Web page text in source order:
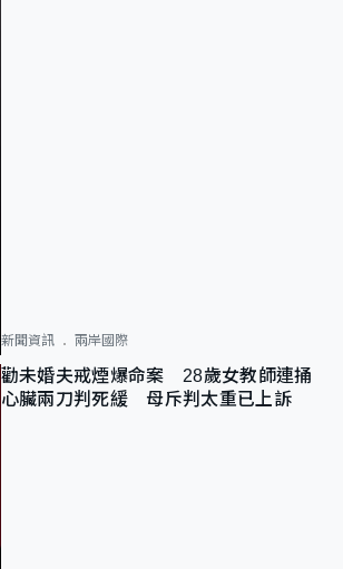
新聞資訊 兩岸國際
勸未婚夫戒煙爆命案 28歲女教師連捅
心臟兩刀判死緩 母斥判太重已上訴